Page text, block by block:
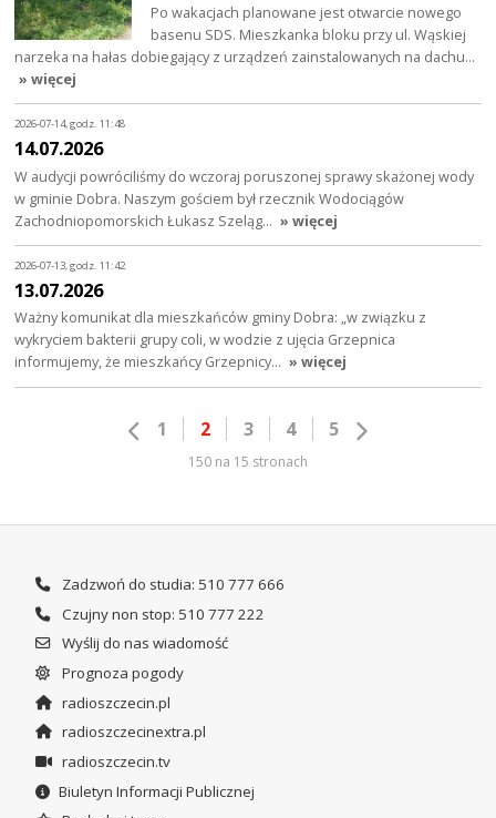
Po wakacjach planowane jest otwarcie nowego
basenu SDS. Mieszkanka bloku przy ul. Wąskiej
narzeka na hałas dobiegający z urządzeń zainstalowanych na dachu…
» więcej
2026-07-14, godz. 11:48
14.07.2026
W audycji powróciliśmy do wczoraj poruszonej sprawy skażonej wody
w gminie Dobra. Naszym gościem był rzecznik Wodociągów
Zachodniopomorskich Łukasz Szeląg… » więcej
2026-07-13, godz. 11:42
13.07.2026
Ważny komunikat dla mieszkańców gminy Dobra: „w związku z
wykryciem bakterii grupy coli, w wodzie z ujęcia Grzepnica
informujemy, że mieszkańcy Grzepnicy… » więcej
1 2 3 4 5
150 na 15 stronach
Zadzwoń do studia: 510 777 666
Czujny non stop: 510 777 222
Wyślij do nas wiadomość
Prognoza pogody
radioszczecin.pl
radioszczecinextra.pl
radioszczecin.tv
Biuletyn Informacji Publicznej